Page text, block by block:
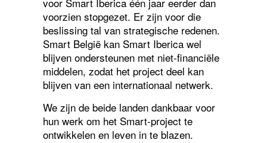
voorzien stopgezet. Er zijn voor die
beslissing tal van strategische redenen.
Smart België kan Smart Iberica wel
blijven ondersteunen met niet-financiële
middelen, zodat het project deel kan
blijven van een internationaal netwerk.
We zijn de beide landen dankbaar voor
hun werk om het Smart-project te
ontwikkelen en leven in te blazen.